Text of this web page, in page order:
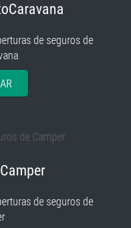
de seguros de
de seguros de